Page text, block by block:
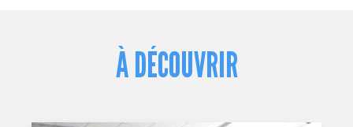
À DÉCOUVRIR